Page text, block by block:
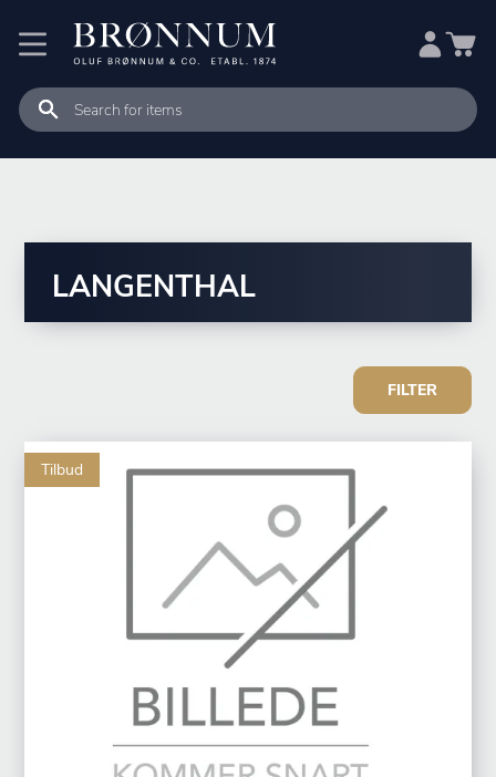
LANGENTHAL
FILTER
Tilbud